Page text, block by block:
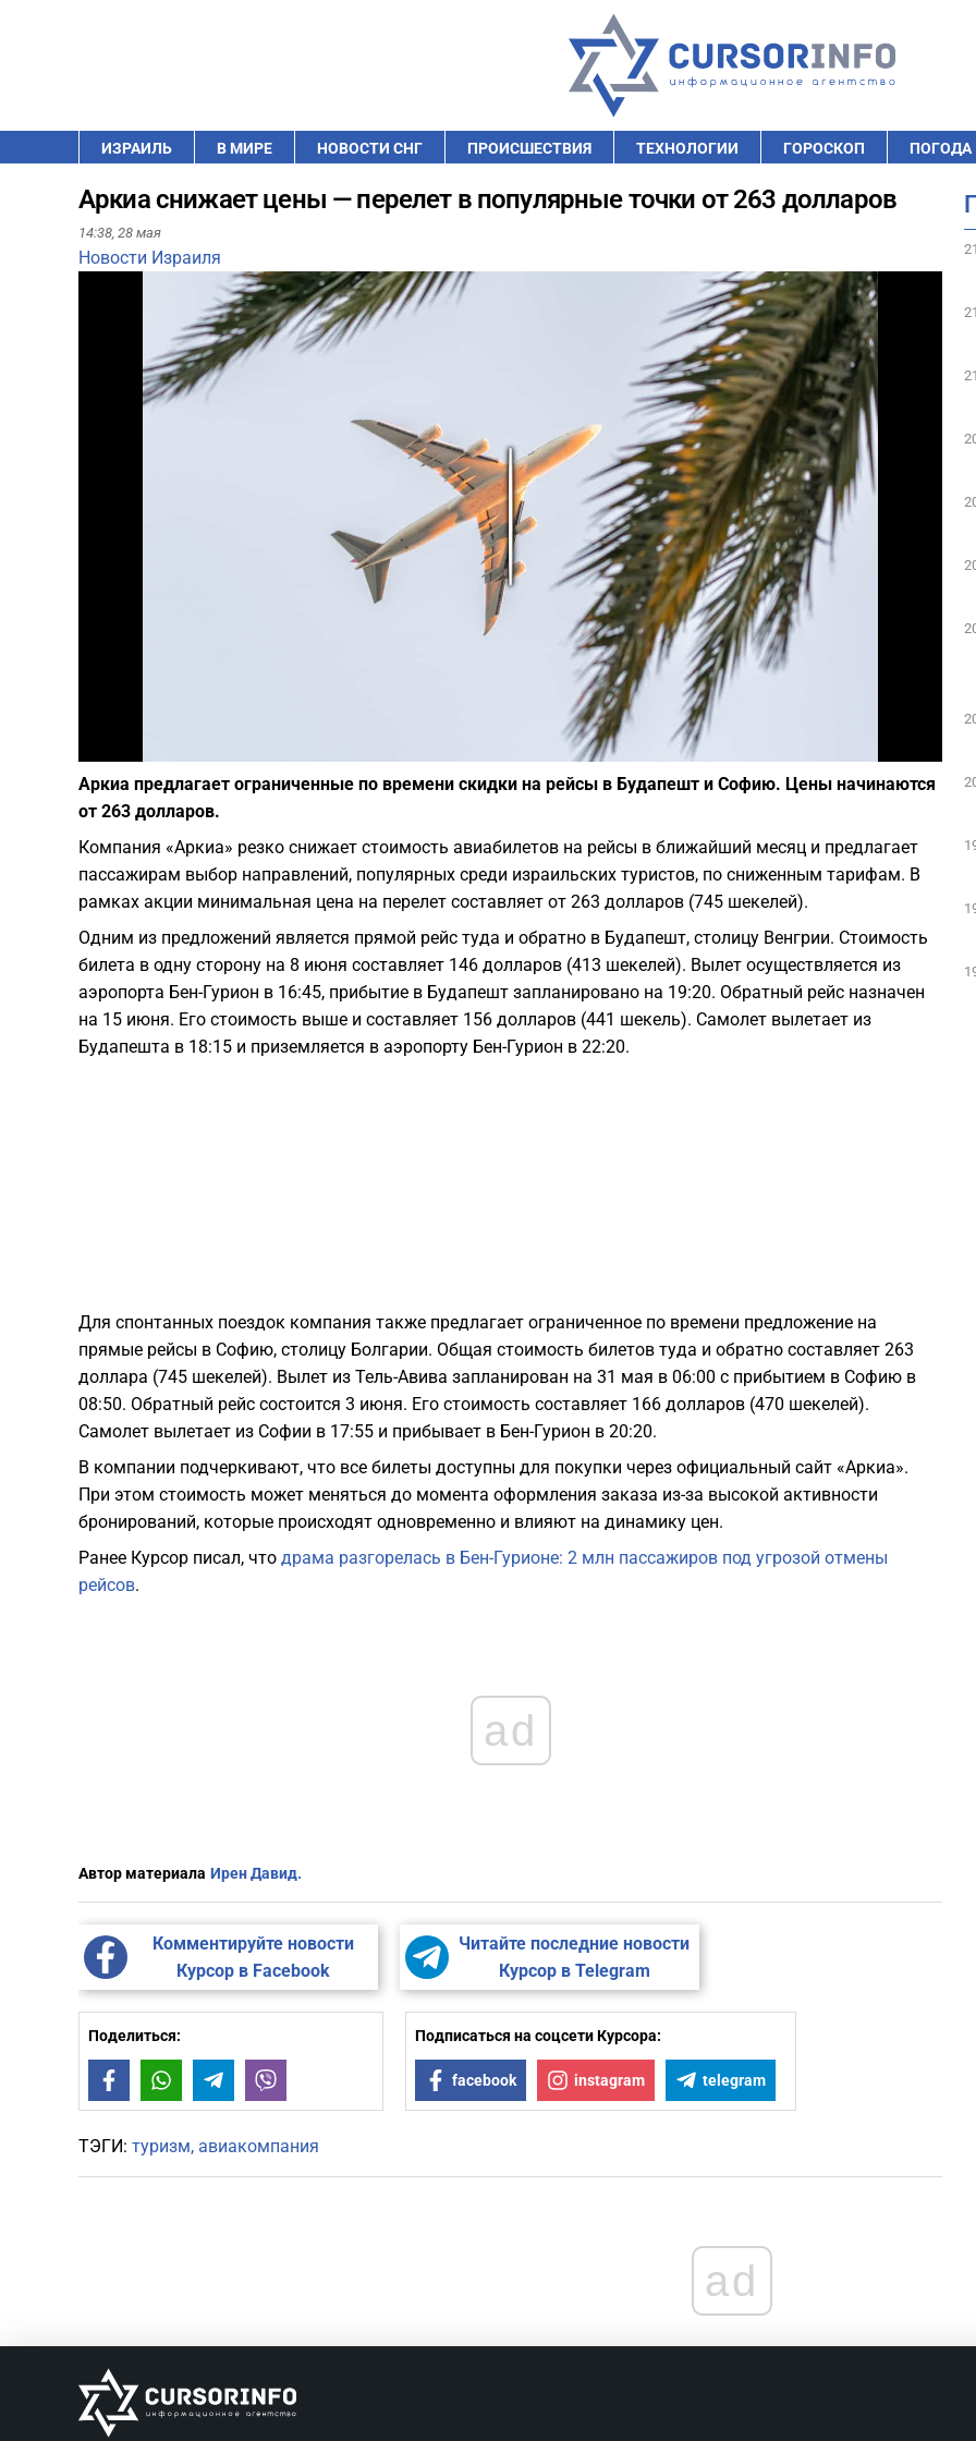
ИЗРАИЛЬ В МИРЕ НОВОСТИ СНГ ПРОИСШЕСТВИЯ ТЕХНОЛОГИИ ГОРОСКОП ПОГОДА
Аркиа снижает цены — перелет в популярные точки от 263 долларов
14:38, 28 мая
Новости Израиля
Play
Аркиа предлагает ограниченные по времени скидки на рейсы в Будапешт и Софию. Цены начинаются
от 263 долларов.
Компания «Аркиа» резко снижает стоимость авиабилетов на рейсы в ближайший месяц и предлагает
пассажирам выбор направлений, популярных среди израильских туристов, по сниженным тарифам. В
рамках акции минимальная цена на перелет составляет от 263 долларов (745 шекелей).
Одним из предложений является прямой рейс туда и обратно в Будапешт, столицу Венгрии. Стоимость
билета в одну сторону на 8 июня составляет 146 долларов (413 шекелей). Вылет осуществляется из
аэропорта Бен-Гурион в 16:45, прибытие в Будапешт запланировано на 19:20. Обратный рейс назначен
на 15 июня. Его стоимость выше и составляет 156 долларов (441 шекель). Самолет вылетает из
Будапешта в 18:15 и приземляется в аэропорту Бен-Гурион в 22:20.
Для спонтанных поездок компания также предлагает ограниченное по времени предложение на
прямые рейсы в Софию, столицу Болгарии. Общая стоимость билетов туда и обратно составляет 263
доллара (745 шекелей). Вылет из Тель-Авива запланирован на 31 мая в 06:00 с прибытием в Софию в
08:50. Обратный рейс состоится 3 июня. Его стоимость составляет 166 долларов (470 шекелей).
Самолет вылетает из Софии в 17:55 и прибывает в Бен-Гурион в 20:20.
В компании подчеркивают, что все билеты доступны для покупки через официальный сайт «Аркиа».
При этом стоимость может меняться до момента оформления заказа из-за высокой активности
бронирований, которые происходят одновременно и влияют на динамику цен.
Ранее Курсор писал, что драма разгорелась в Бен-Гурионе: 2 млн пассажиров под угрозой отмены
рейсов.
ad
Автор материала Ирен Давид.
Комментируйте новости
Курсор в Facebook
Читайте последние новости
Курсор в Telegram
Поделиться:
FacebookWhatsAppTelegram
Подписаться на соцсети Курсора:
facebook instagram telegram
ТЭГИ: туризм авиакомпания
ad